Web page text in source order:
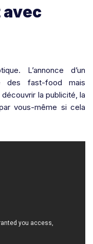
avec
L’annonce d’un
des fast-food mais
la publicité, la
vous-même si cela